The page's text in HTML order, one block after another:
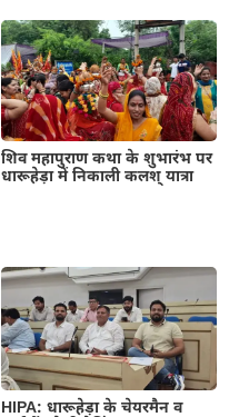
शिव महापुराण कथा के शुभारंभ पर
धारूहेड़ा में निकाली कलश् यात्रा
HIPA: धारूहेड़ा के चेयरमैन व